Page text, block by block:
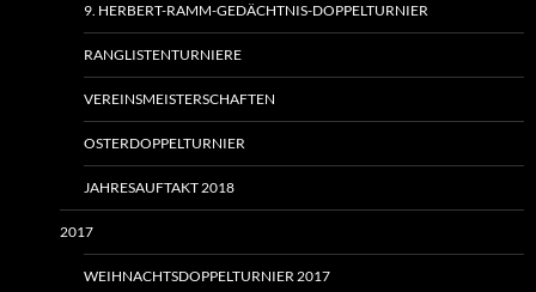
9. HERBERT-RAMM-GEDÄCHTNIS-DOPPELTURNIER
RANGLISTENTURNIERE
VEREINSMEISTERSCHAFTEN
OSTERDOPPELTURNIER
JAHRESAUFTAKT 2018
2017
WEIHNACHTSDOPPELTURNIER 2017